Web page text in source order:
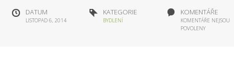
DATUM
LISTOPAD 6, 2014
KATEGORIE
BYDLENÍ
KOMENTÁŘE
KOMENTÁŘE NEJSOU
POVOLENY